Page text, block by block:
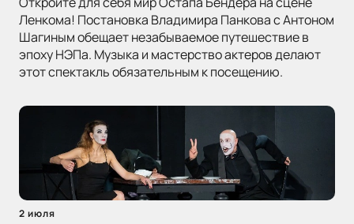
Ленкома! Постановка Владимира Панкова с Антоном
Шагиным обещает незабываемое путешествие в
эпоху НЭПа. Музыка и мастерство актеров делают
этот спектакль обязательным к посещению.
2 июля